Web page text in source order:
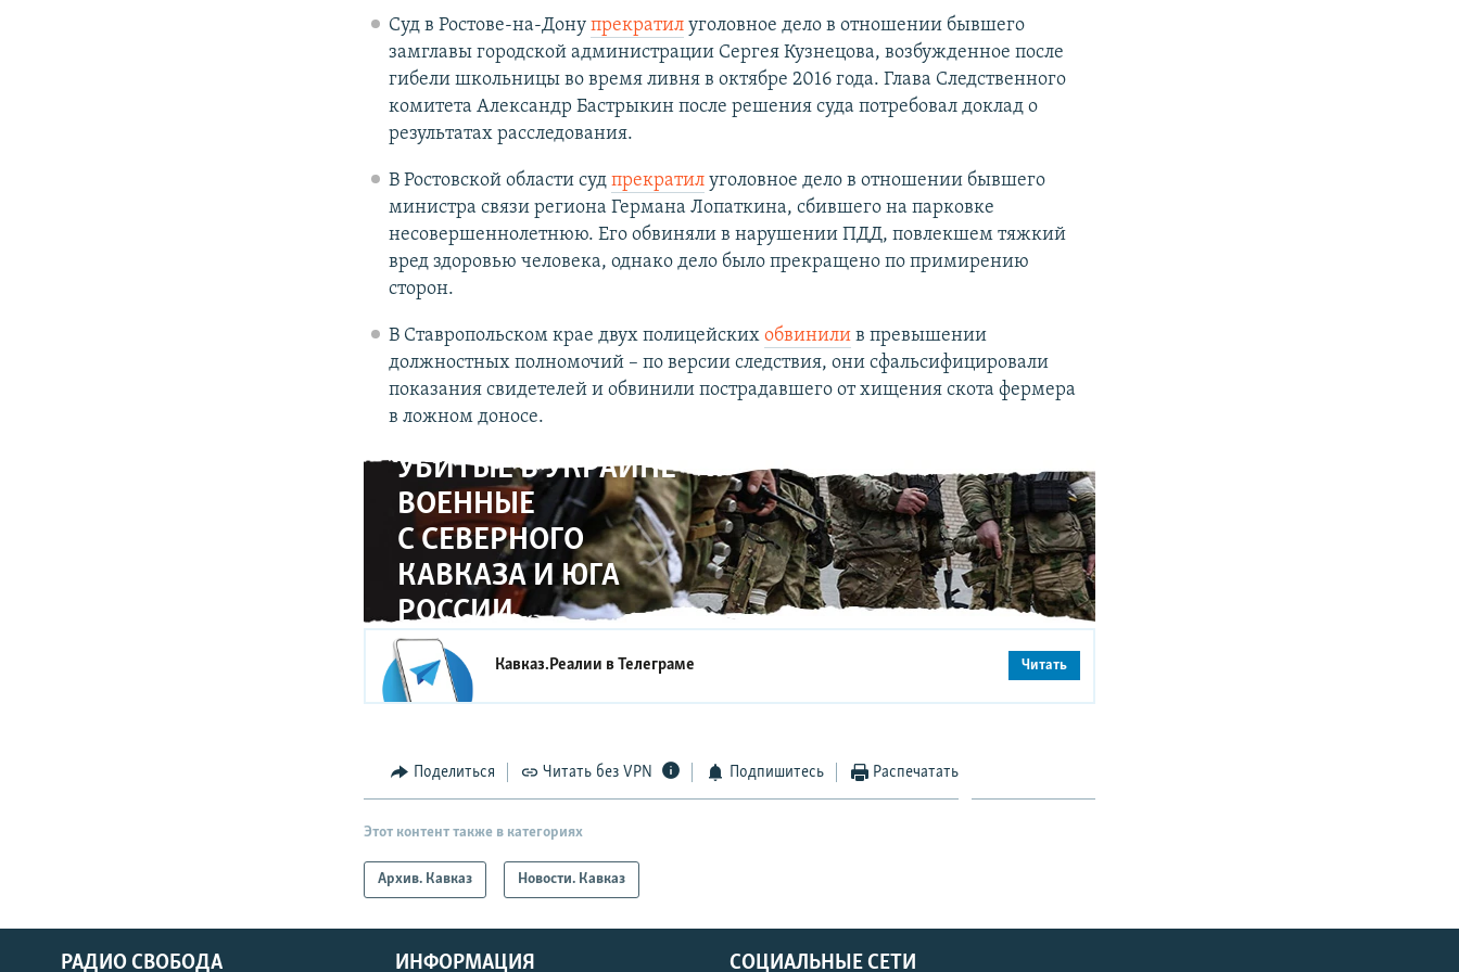
Суд в Ростове-на-Дону прекратилуголовное дело в отношении бывшего
замглавы городской администрации Сергея Кузнецова, возбужденное после
гибели школьницы во время ливня в октябре 2016 года. Глава Следственного
комитета Александр Бастрыкин после решения суда потребовал доклад о
результатах расследования.
В Ростовской области суд прекратилуголовное дело в отношении бывшего
министра связи региона Германа Лопаткина, сбившего на парковке
несовершеннолетнюю. Его обвиняли в нарушении ПДД, повлекшем тяжкий
вред здоровью человека, однако дело было прекращено по примирению
сторон.
В Ставропольском крае двух полицейских обвинилив превышении
должностных полномочий – по версии следствия, они сфальсифицировали
показания свидетелей и обвинили пострадавшего от хищения скота фермера
в ложном доносе.
УБИТЫЕ В УКРАИНЕ
ВОЕННЫЕ
С СЕВЕРНОГО
КАВКАЗА И ЮГА
РОССИИ
Кавказ.Реалии вТелеграме Читать
Поделиться Читать без VPN Подпишитесь Распечатать
Этот контент также в категориях
Архив. Кавказ Новости. Кавказ
СОЦИАЛЬНЫЕ СЕТИ
РАДИО СВОБОДА ИНФОРМАЦИЯ